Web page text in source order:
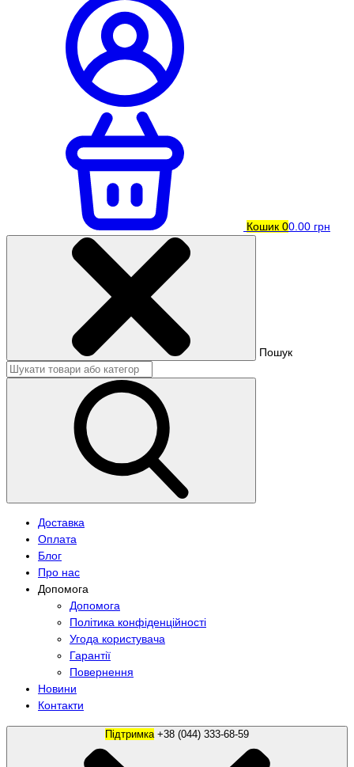
Кошик 00.00 грн
Пошук
Доставка
Оплата
Блог
Про нас
Допомога
Допомога
Політика конфіденційності
Угода користувача
Гарантії
Повернення
Новини
Контакти
Підтримка